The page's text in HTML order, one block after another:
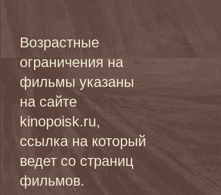
Возрастные
ограничения на
фильмы указаны
на сайте
kinopoisk.ru,
ссылка на который
ведет со страниц
фильмов.